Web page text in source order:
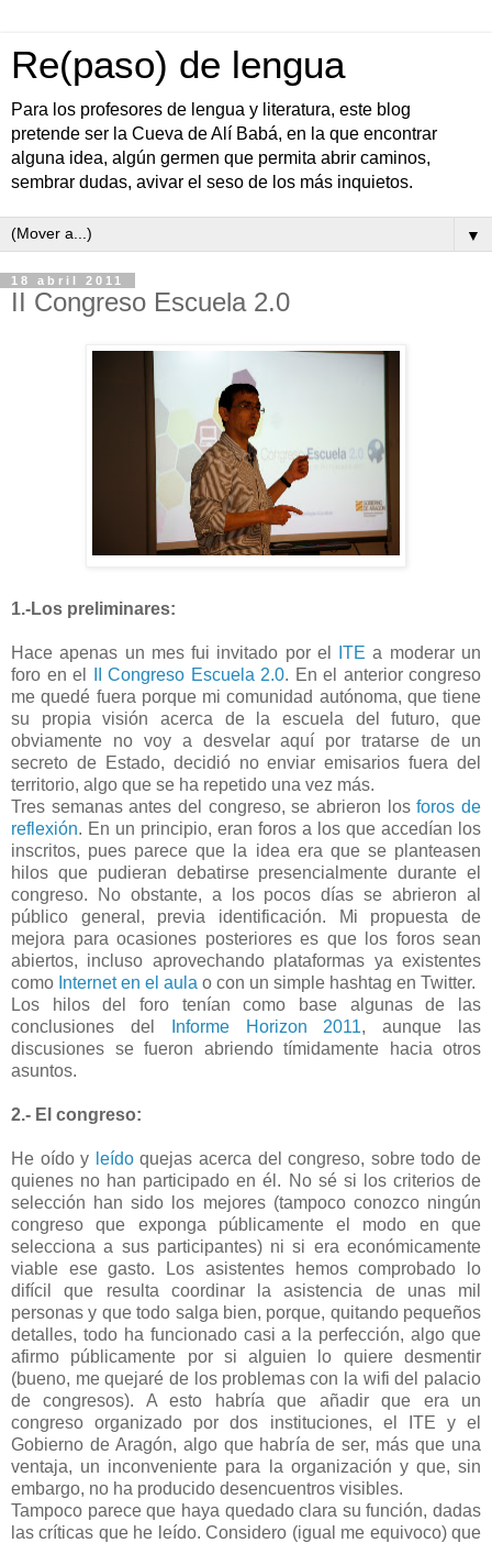
Re(paso) de lengua
Para los profesores de lengua y literatura, este blog
pretende ser la Cueva de Alí Babá, en la que encontrar
alguna idea, algún germen que permita abrir caminos,
sembrar dudas, avivar el seso de los más inquietos.
▼
18 abril 2011
II Congreso Escuela 2.0
1.-Los preliminares:
Hace apenas un mes fui invitado por el ITE a moderar un
foro en el
II Congreso Escuela 2.0. En el anterior congreso
me quedé fuera porque mi comunidad autónoma, que tiene
su propia visión acerca de la escuela del futuro, que
obviamente no voy a desvelar aquí por tratarse de un
secreto de Estado, decidió no enviar emisarios fuera del
territorio, algo que se ha repetido una vez más.
Tres semanas antes del congreso, se abrieron losforos de
reflexión. En un principio, eran foros a los que accedían los
inscritos, pues parece que la idea era que se planteasen
hilos que pudieran debatirse presencialmente durante el
congreso. No obstante, a los pocos días se abrieron al
público general, previa identificación. Mi propuesta de
mejora para ocasiones posteriores es que los foros sean
abiertos, incluso aprovechando plataformas ya existentes
como Internet en el aula o con un simple hashtag en Twitter.
Los hilos del foro tenían como base algunas de las
conclusiones del
Informe Horizon 2011, aunque las
discusiones se fueron abriendo tímidamente hacia otros
asuntos.
2.- El congreso:
He oído y leídoquejas acerca del congreso, sobre todo de
quienes no han participado en él. No sé si los criterios de
selección han sido los mejores (tampoco conozco ningún
congreso que exponga públicamente el modo en que
selecciona a sus participantes) ni si era económicamente
viable ese gasto. Los asistentes hemos comprobado lo
difícil que resulta coordinar la asistencia de unas mil
personas y que todo salga bien, porque, quitando pequeños
detalles, todo ha funcionado casi a la perfección, algo que
afirmo públicamente por si alguien lo quiere desmentir
(bueno, me quejaré de los problemas con la wifi del palacio
de congresos). A esto habría que añadir que era un
congreso organizado por dos instituciones, el ITE y el
Gobierno de Aragón, algo que habría de ser, más que una
ventaja, un inconveniente para la organización y que, sin
embargo, no ha producido desencuentros visibles.
Tampoco parece que haya quedado clara su función, dadas
las críticas que he leído. Considero (igual me equivoco) que